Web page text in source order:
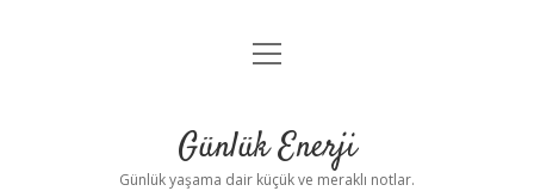
Anasayfa
Yasal Uyarı
menüyü
Günlük Enerji
Günlük yaşama dair küçük ve meraklı notlar.